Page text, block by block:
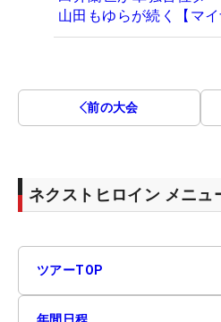
山田もゆらが続く【マ
前の大会
ネクストヒロイン メニュ
ツアーTOP